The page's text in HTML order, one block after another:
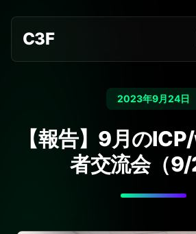
C3F
2023年9月24日
【報告】9月の
者交流会（9/